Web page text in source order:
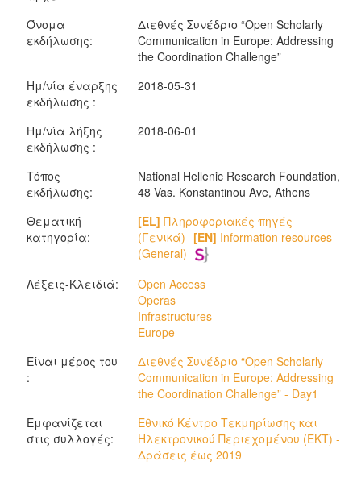
Όνομα
εκδήλωσης:
Διεθνές Συνέδριο “Open Scholarly
Communication in Europe: Addressing
the Coordination Challenge”
Ημ/νία έναρξης
εκδήλωσης :
2018-05-31
Ημ/νία λήξης
εκδήλωσης :
2018-06-01
Τόπος
εκδήλωσης:
National Hellenic Research Foundation,
48 Vas. Konstantinou Ave, Athens
Θεματική
κατηγορία:
[EL] Πληροφοριακές πηγές
(Γενικά) [EN] Information resources
(General)
Λέξεις-Κλειδιά:
Open Access
Operas
Infrastructures
Europe
Είναι μέρος του
:
Διεθνές Συνέδριο “Open Scholarly
Communication in Europe: Addressing
the Coordination Challenge” - Day1
Εμφανίζεται
στις συλλογές:
Εθνικό Κέντρο Τεκμηρίωσης και
Ηλεκτρονικού Περιεχομένου (ΕΚΤ) -
Δράσεις έως 2019